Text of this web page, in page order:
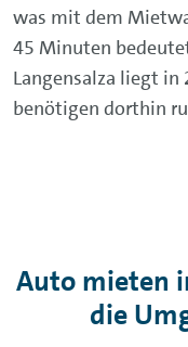
was mit dem
45 Minuten
Langensalza liegt
benötigen dorthin
Auto mieten
die